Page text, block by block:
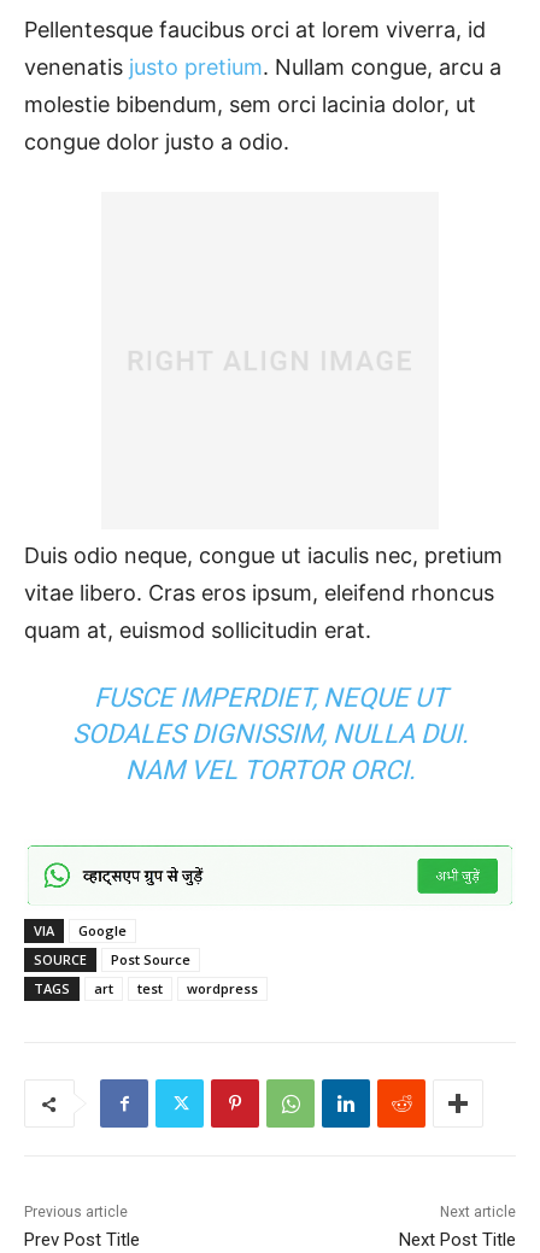
Pellentesque faucibus orci at lorem viverra, id
venenatis justo pretium. Nullam congue, arcu a
molestie bibendum, sem orci lacinia dolor, ut
congue dolor justo a odio.
Duis odio neque, congue ut iaculis nec, pretium
vitae libero. Cras eros ipsum, eleifend rhoncus
quam at, euismod sollicitudin erat.
FUSCE IMPERDIET, NEQUE UT
SODALES DIGNISSIM, NULLA DUI.
NAM VEL TORTOR ORCI.
VIA
Google
SOURCE
Post Source
TAGS
art test wordpress
Previous article
Prev Post Title
Next article
Next Post Title